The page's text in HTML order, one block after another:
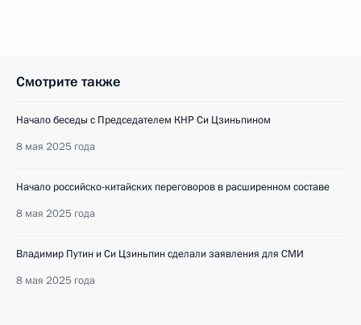
Смотрите также
Начало беседы с Председателем КНР Си Цзиньпином
8 мая 2025 года
Начало российско-китайских переговоров в расширенном составе
8 мая 2025 года
Владимир Путин и Си Цзиньпин сделали заявления для СМИ
8 мая 2025 года